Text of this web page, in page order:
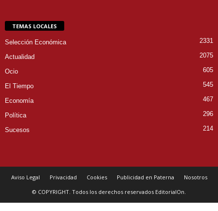
TEMAS LOCALES
Selección Económica 2331
Actualidad 2075
Ocio 605
El Tiempo 545
Economía 467
Política 296
Sucesos 214
Aviso Legal Privacidad Cookies Publicidad en Paterna
Nosotros
© COPYRIGHT. Todos los derechos reservados EditorialOn.